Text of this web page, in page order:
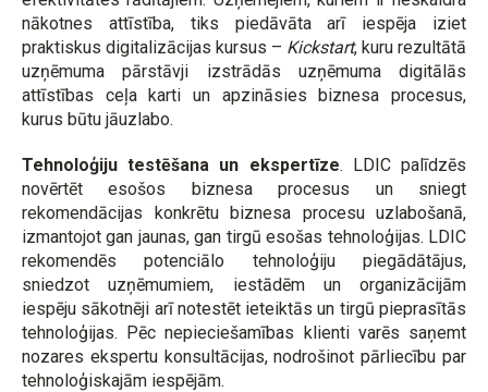
nākotnes attīstība, tiks piedāvāta arī iespēja iziet
praktiskus digitalizācijas kursus – Kickstart, kuru rezultātā
uzņēmuma pārstāvji izstrādās uzņēmuma digitālās
attīstības ceļa karti un apzināsies biznesa procesus,
kurus būtu jāuzlabo.
Tehnoloģiju testēšana un ekspertīze. LDIC palīdzēs
novērtēt esošos biznesa procesus un sniegt
rekomendācijas konkrētu biznesa procesu uzlabošanā,
izmantojot gan jaunas, gan tirgū esošas tehnoloģijas. LDIC
rekomendēs potenciālo tehnoloģiju piegādātājus,
sniedzot uzņēmumiem, iestādēm un organizācijām
iespēju sākotnēji arī notestēt ieteiktās un tirgū pieprasītās
tehnoloģijas. Pēc nepieciešamības klienti varēs saņemt
nozares ekspertu konsultācijas, nodrošinot pārliecību par
tehnoloģiskajām iespējām.